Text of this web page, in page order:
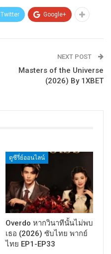
Twitter Google+
NEXT POST
Masters of the Universe
(2026) By 1XBET
ดูซีรี่ย์ออนไลน์
Overdo หากวินาทีนั้นไม่พบ
เธอ (2026) ซับไทย พากย์
ไทย EP1-EP33